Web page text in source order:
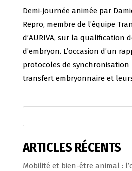
Demi-journée animée par
Repro, membre de l’équipe
d’AURIVA, sur la qualification
d’embryon. L’occasion d’un
protocoles de
transfert embryonnaire et
ARTICLES RÉCENTS
Mobilité et bien-être animal :